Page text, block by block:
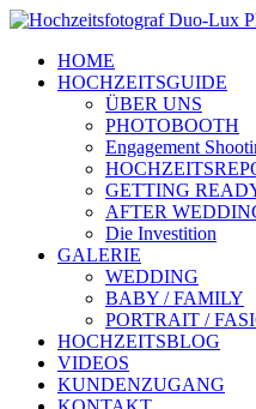
Zum
springenHOME
HOCHZEITSGUIDE
ÜBER UNS
PHOTOBOOTH
Engagement
GETTING
AFTER
Die Investition
GALERIE
WEDDING
BABY / FAMILY
PORTRAIT /
HOCHZEITSBLOG
VIDEOS
KUNDENZUGANG